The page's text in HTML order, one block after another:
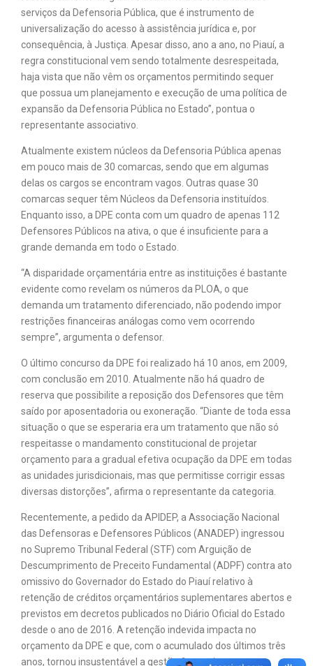
serviços da Defensoria Pública, que é instrumento de
universalização do acesso à assistência jurídica e, por
consequência, à Justiça. Apesar disso, ano a ano, no Piauí, a
regra constitucional vem sendo totalmente desrespeitada,
haja vista que não vêm os orçamentos permitindo sequer
que possua um planejamento e execução de uma política de
expansão da Defensoria Pública no Estado”, pontua o
representante associativo.
Atualmente existem núcleos da Defensoria Pública apenas
em pouco mais de 30 comarcas, sendo que em algumas
delas os cargos se encontram vagos. Outras quase 30
comarcas sequer têm Núcleos da Defensoria instituídos.
Enquanto isso, a DPE conta com um quadro de apenas 112
Defensores Públicos na ativa, o que é insuficiente para a
grande demanda em todo o Estado.
“A disparidade orçamentária entre as instituições é bastante
evidente como revelam os números da PLOA, o que
demanda um tratamento diferenciado, não podendo impor
restrições financeiras análogas como vem ocorrendo
sempre”, argumenta o defensor.
O último concurso da DPE foi realizado há 10 anos, em 2009,
com conclusão em 2010. Atualmente não há quadro de
reserva que possibilite a reposição dos Defensores que têm
saído por aposentadoria ou exoneração. “Diante de toda essa
situação o que se esperaria era um tratamento que não só
respeitasse o mandamento constitucional de projetar
orçamento para a gradual efetiva ocupação da DPE em todas
as unidades jurisdicionais, mas que permitisse corrigir essas
diversas distorções”, afirma o representante da categoria.
Recentemente, a pedido da APIDEP, a Associação Nacional
das Defensoras e Defensores Públicos (ANADEP) ingressou
no Supremo Tribunal Federal (STF) com Arguição de
Descumprimento de Preceito Fundamental (ADPF) contra ato
omissivo do Governador do Estado do Piauí relativo à
retenção de créditos orçamentários suplementares abertos e
previstos em decretos publicados no Diário Oficial do Estado
desde o ano de 2016. A retenção indevida impacta no
orçamento da DPE e que, com o acumulado dos últimos três
anos, tornou insustentável a gestão financeira e